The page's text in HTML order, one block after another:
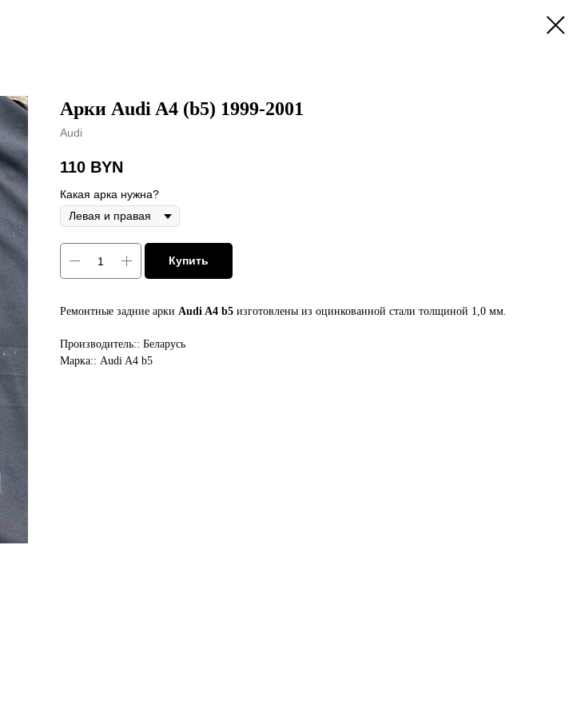
Арки Audi A4 (b5) 1999-2001
Audi
110 BYN
Какая арка нужна?
Купить
Ремонтные задние арки Audi A4 b5 изготовлены из оцинкованной стали толщиной 1,0 мм.
Производитель:: Беларусь
Марка:: Audi A4 b5